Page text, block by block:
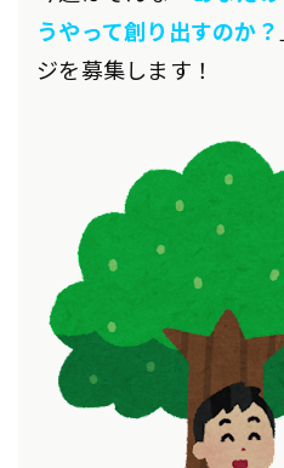
うやって創り出すのか？
ジを募集します！